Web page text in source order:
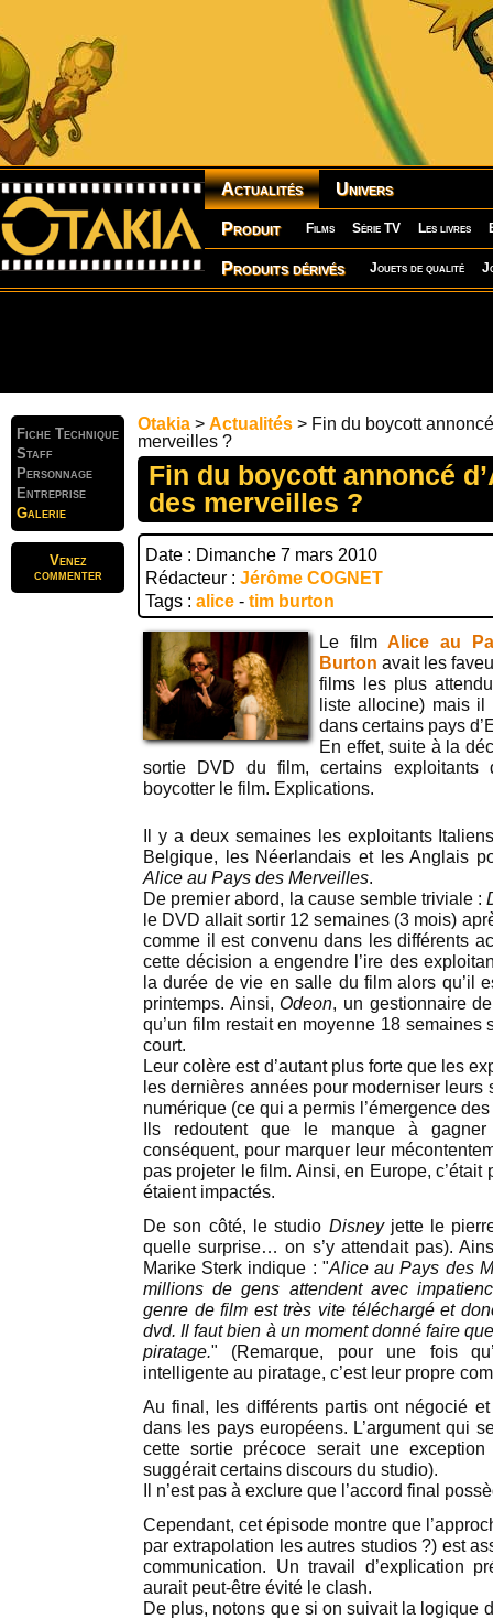
Actualités Univers
Produit Films Série TV Les livres
Produits dérivés Jouets de qualité
Fiche Technique
Staff
Personnage
Entreprise
Galerie
Venez
commenter
Otakia > Actualités > Fin du boycott
merveilles ?
Fin du boycott annoncé
des merveilles ?
Date : Dimanche 7 mars 2010
Rédacteur : Jérôme COGNET
Tags : alice - tim burton
Le filmAlice au
Burton avait les
films les plus
liste allocine) mais
dans certains pays
En effet, suite à la
sortie DVD du film, certains
boycotter le film. Explications.
Il y a deux semaines les exploitants
Belgique, les Néerlandais et les Anglais
Alice au Pays des Merveilles.
De premier abord, la cause semble triviale :
le DVD allait sortir 12 semaines (3 mois)
comme il est convenu dans les différents
cette décision a engendre l’ire des
la durée de vie en salle du film alors qu’il
printemps. Ainsi,Odeon, un gestionnaire
qu’un film restait en moyenne 18 semaines
court.
Leur colère est d’autant plus forte que les
les dernières années pour moderniser
numérique (ce qui a permis l’émergence
Ils redoutent que le manque à
conséquent, pour marquer leur
pas projeter le film. Ainsi, en Europe, c’était
étaient impactés.
De son côté, le studio Disneyjette le
quelle surprise… on s’y attendait pas).
Marike Sterk indique : "Alice au Pays des
millions de gens attendent avec
genre de film est très vite téléchargé et
dvd. Il faut bien à un moment donné faire
piratage." (Remarque, pour une fois
intelligente au piratage, c’est leur propre
Au final, les différents partis ont négocié
dans les pays européens. L’argument qui
cette sortie précoce serait une
suggérait certains discours du studio).
Il n’est pas à exclure que l’accord final
Cependant, cet épisode montre que
par extrapolation les autres studios ?) est
communication. Un travail d’explication
aurait peut-être évité le clash.
De plus, notons que si on suivait la logique